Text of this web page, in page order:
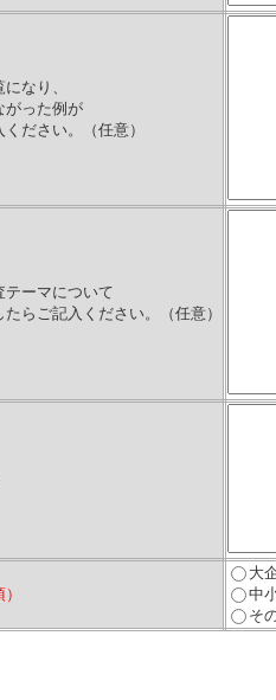
なり、
がった例が
ださい。（任意）
テーマについて
らご記入ください。（任意）
大
中
そ